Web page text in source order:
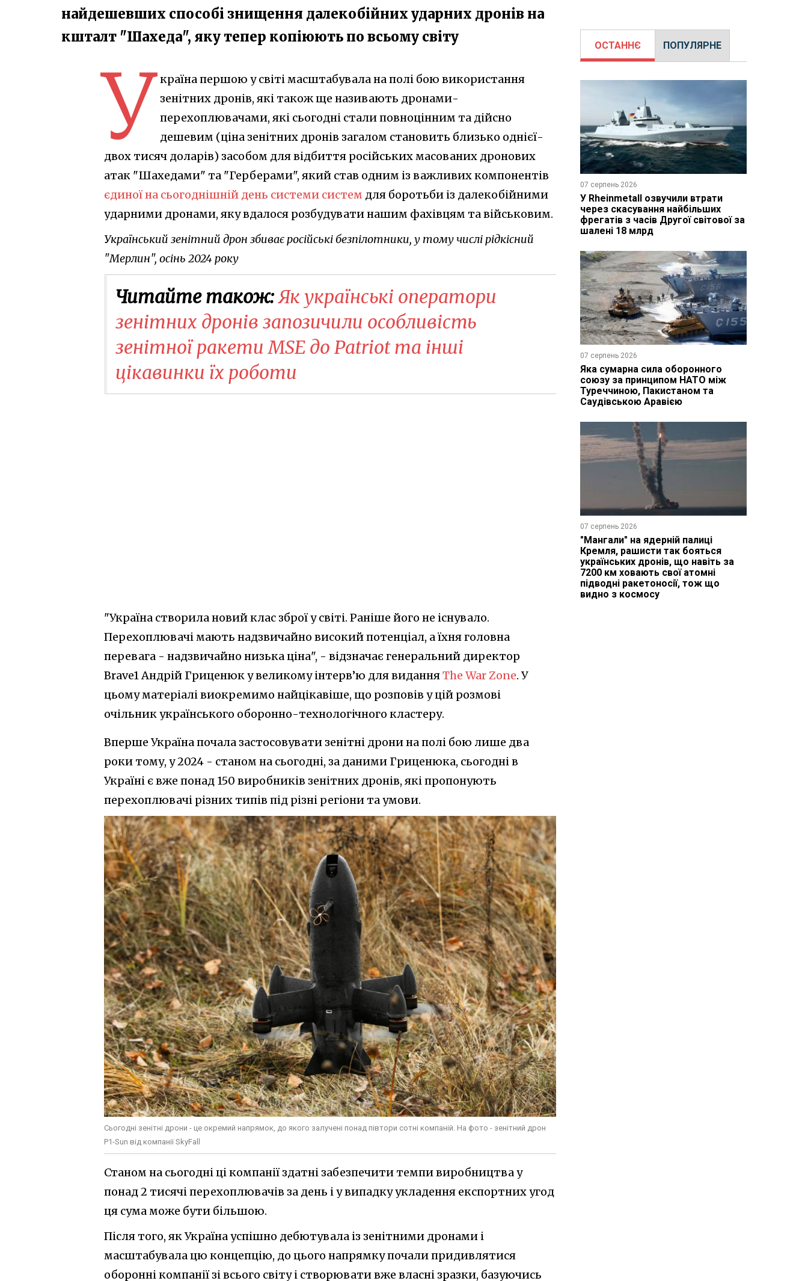
найдешевших способі знищення далекобійних ударних дронів на
кшталт "Шахеда", яку тепер копіюють по всьому світу
У країна першою у світі масштабувала на полі бою використання
зенітних дронів, які також ще називають дронами-
перехоплювачами, які сьогодні стали повноцінним та дійсно
дешевим (ціна зенітних дронів загалом становить близько однієї-
двох тисяч доларів) засобом для відбиття російських масованих дронових
атак "Шахедами" та "Герберами", який став одним із важливих компонентів
єдиної на сьогоднішній день системи систем для боротьби із далекобійними
ударними дронами, яку вдалося розбудувати нашим фахівцям та військовим.
Український зенітний дрон збиває російські безпілотники, у тому числі рідкісний
"Мерлин", осінь 2024 року
Читайте також:Як українські оператори
зенітних дронів запозичили особливість
зенітної ракети MSE до Patriot та інші
цікавинки їх роботи
"Україна створила новий клас зброї у світі. Раніше його не існувало.
Перехоплювачі мають надзвичайно високий потенціал, а їхня головна
перевага - надзвичайно низька ціна", - відзначає генеральний директор
Brave1 Андрій Гриценюк у великому інтерв’ю для виданняThe War Zone. У
цьому матеріалі виокремимо найцікавіше, що розповів у цій розмові
очільник українського оборонно-технологічного кластеру.
Вперше Україна почала застосовувати зенітні дрони на полі бою лише два
роки тому, у 2024 - станом на сьогодні, за даними Гриценюка, сьогодні в
Україні є вже понад 150 виробників зенітних дронів, які пропонують
перехоплювачі різних типів під різні регіони та умови.
Сьогодні зенітні дрони - це окремий напрямок, до якого залучені понад півтори сотні компаній. На фото - зенітний дрон
P1-Sun від компанії SkyFall
Станом на сьогодні ці компанії здатні забезпечити темпи виробництва у
понад 2 тисячі перехоплювачів за день і у випадку укладення експортних угод
ця сума може бути більшою.
Після того, як Україна успішно дебютувала із зенітними дронами і
масштабувала цю концепцію, до цього напрямку почали придивлятися
оборонні компанії зі всього світу і створювати вже власні зразки, базуючись
ОСТАННЄ ПОПУЛЯРНЕ
07 серпень 2026
У Rheinmetall озвучили втрати
через скасування найбільших
фрегатів з часів Другої світової за
шалені 18 млрд
07 серпень 2026
Яка сумарна сила оборонного
союзу за принципом НАТО між
Туреччиною, Пакистаном та
Саудівською Аравією
07 серпень 2026
"Мангали" на ядерній палиці
Кремля, рашисти так бояться
українських дронів, що навіть за
7200 км ховають свої атомні
підводні ракетоносії, тож що
видно з космосу